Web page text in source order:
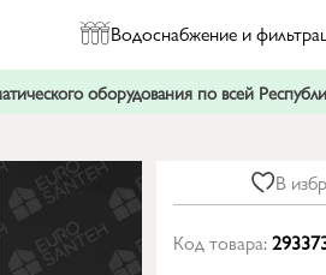
Водоснабжение и
оборудования по всей
В
Код товара: